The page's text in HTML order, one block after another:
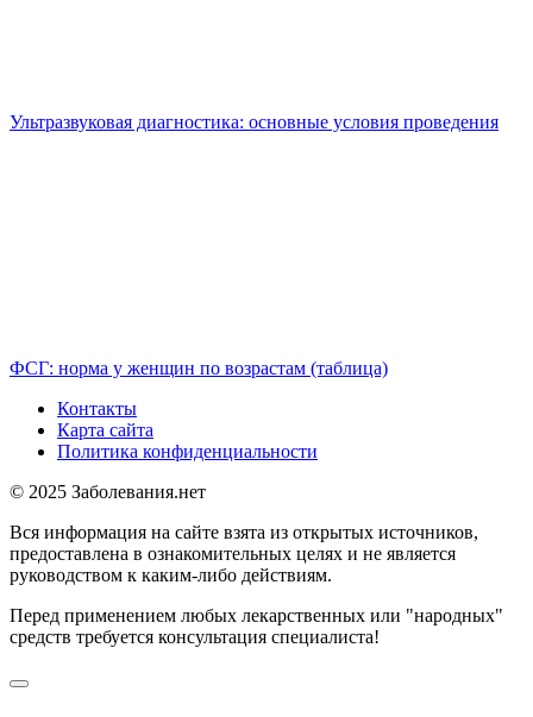
Ультразвуковая диагностика: основные условия проведения
ФСГ: норма у женщин по возрастам (таблица)
Контакты
Карта сайта
Политика конфиденциальности
© 2025 Заболевания.нет
Вся информация на сайте взята из открытых источников,
предоставлена в ознакомительных целях и не является
руководством к каким-либо действиям.
Перед применением любых лекарственных или "народных"
средств требуется консультация специалиста!